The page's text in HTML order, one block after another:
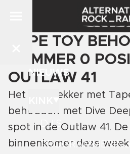
NIEUWS
DJ'S
PROGRAMMERING
TAPE TOY
NUMMER 0
OUTLAW 41
Het gaat lekker met
behouden met Dive
spot in de Outlaw 41.
binnenkomer deze